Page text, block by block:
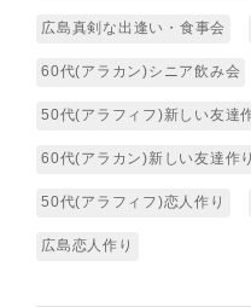
広島真剣な出逢い・食事会
60代(アラカン)シニア飲み会
50代(アラフィフ)新しい友達
60代(アラカン)新しい友達作り
50代(アラフィフ)恋人作り
広島恋人作り